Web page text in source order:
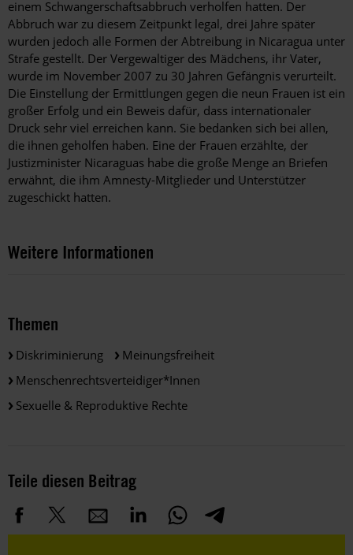
einem Schwangerschaftsabbruch verholfen hatten. Der
Abbruch war zu diesem Zeitpunkt legal, drei Jahre später
wurden jedoch alle Formen der Abtreibung in Nicaragua unter
Strafe gestellt. Der Vergewaltiger des Mädchens, ihr Vater,
wurde im November 2007 zu 30 Jahren Gefängnis verurteilt.
Die Einstellung der Ermittlungen gegen die neun Frauen ist ein
großer Erfolg und ein Beweis dafür, dass internationaler
Druck sehr viel erreichen kann. Sie bedanken sich bei allen,
die ihnen geholfen haben. Eine der Frauen erzählte, der
Justizminister Nicaraguas habe die große Menge an Briefen
erwähnt, die ihm Amnesty-Mitglieder und Unterstützer
zugeschickt hatten.
Weitere Informationen
Themen
Diskriminierung
Meinungsfreiheit
Menschenrechtsverteidiger*innen
Sexuelle & Reproduktive Rechte
Teile diesen Beitrag